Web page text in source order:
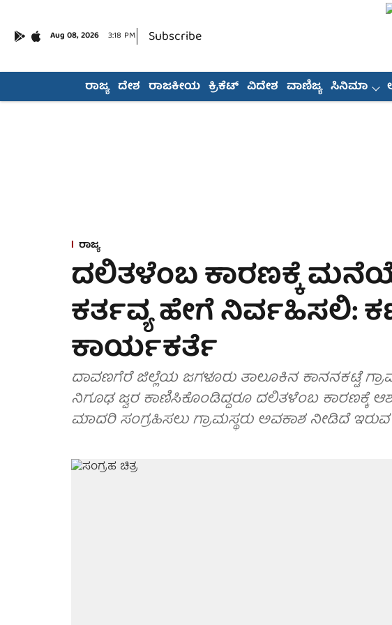
Aug 08, 2026 3:18 PM Subscribe
ರಾಜ್ಯ ದೇಶ ರಾಜಕೀಯ ಕ್ರಿಕೆಟ್ ವಿದೇಶ ವಾಣಿಜ್ಯ ಸಿನಿಮಾ
ರಾಜ್ಯ
ದಲಿತಳೆಂಬ ಕಾರಣಕ್ಕೆ
ಕರ್ತವ್ಯ ಹೇಗೆ ನಿರ್ವಹಿಸಲಿ:
ಕಾರ್ಯಕರ್ತೆ
ದಾವಣಗೆರೆ ಜಿಲ್ಲೆಯ ಜಗಳೂರು ತಾಲೂಕಿನ ಕಾನನಕಟ್ಟೆ
ನಿಗೂಢ ಜ್ವರ ಕಾಣಿಸಿಕೊಂಡಿದ್ದರೂ ದಲಿತಳೆಂಬ ಕಾರಣಕ್ಕೆ
ಮಾದರಿ ಸಂಗ್ರಹಿಸಲು ಗ್ರಾಮಸ್ಥರು ಅವಕಾಶ ನೀಡಿದೆ